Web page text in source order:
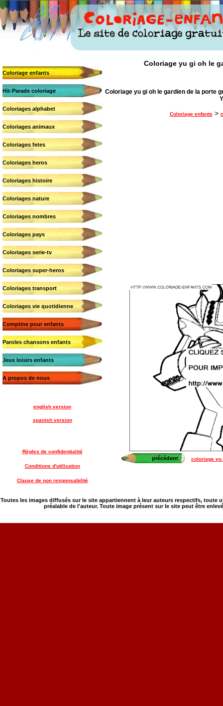
Coloriage enfants
Hit-Parade coloriage
Coloriages alphabet
Coloriages animaux
Coloriages fetes
Coloriages heros
Coloriages histoire
Coloriages nature
Coloriages nombres
Coloriages pays
Coloriages serie-tv
Coloriages super-heros
Coloriages transport
Coloriages vie quotidienne
Comptine pour enfants
Paroles chansons enfants
Jeux loisirs enfants
A propos de nous
english version
spanish version
Règles de confidentialité
Conditions d'utilisation
Clause de non responsabilité
Coloriage yu gi oh le
Coloriage yu gi oh le gardien de la porte
Coloriage enfants >
précédent coloriage yu
Toutes les images diffusés sur le site appartiennent à leur auteurs respectifs,
préalable de l'auteur. Toute image présent sur le site peut être